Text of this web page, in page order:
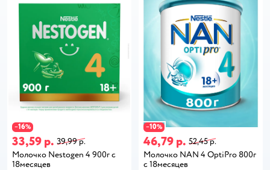
−16%
33,59 р. 39,99 р.
Молочко Nestogen 4 900г с
18месяцев
−10%
46,79 р. 52,45 р.
Молочко NAN 4 OptiPro 800г
с 18месяцев